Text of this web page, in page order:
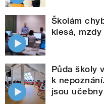
Školám
klesá,
Půda školy
k
jsou